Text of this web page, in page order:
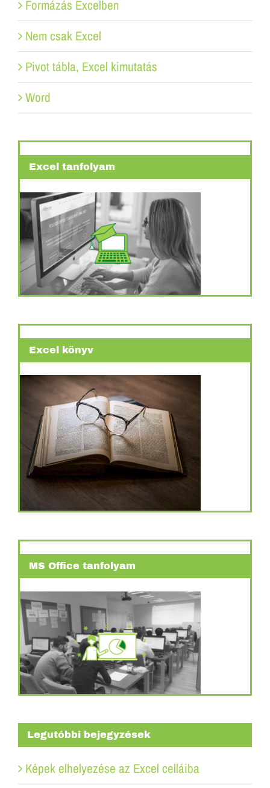
Formázás Excelben
Nem csak Excel
Pivot tábla, Excel kimutatás
Word
Excel tanfolyam
Excel könyv
MS Office tanfolyam
Legutóbbi bejegyzések
Képek elhelyezése az Excel celláiba